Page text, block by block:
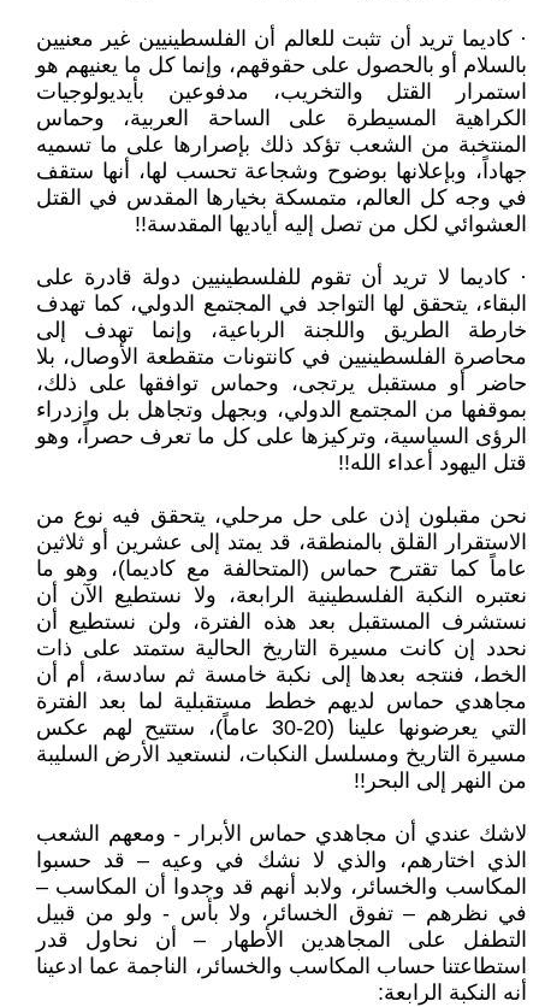
· كاديما تريد أن تثبت للعالم أن الفلسطينيين غير معنيين
بالسلام أو بالحصول على حقوقهم، وإنما كل ما يعنيهم هو
استمرار القتل والتخريب، مدفوعين بأيديولوجيات
الكراهية المسيطرة على الساحة العربية، وحماس
المنتخبة من الشعب تؤكد ذلك بإصرارها على ما تسميه
جهاداً، وبإعلانها بوضوح وشجاعة تحسب لها، أنها ستقف
في وجه كل العالم، متمسكة بخيارها المقدس في القتل
العشوائي لكل من تصل إليه أياديها المقدسة!!
· كاديما لا تريد أن تقوم للفلسطينيين دولة قادرة على
البقاء، يتحقق لها التواجد في المجتمع الدولي، كما تهدف
خارطة الطريق واللجنة الرباعية، وإنما تهدف إلى
محاصرة الفلسطينيين في كانتونات متقطعة الأوصال، بلا
حاضر أو مستقبل يرتجى، وحماس توافقها على ذلك،
بموقفها من المجتمع الدولي، وبجهل وتجاهل بل وازدراء
الرؤى السياسية، وتركيزها على كل ما تعرف حصراً، وهو
قتل اليهود أعداء الله!!
نحن مقبلون إذن على حل مرحلي، يتحقق فيه نوع من
الاستقرار القلق بالمنطقة، قد يمتد إلى عشرين أو ثلاثين
عاماً كما تقترح حماس (المتحالفة مع كاديما)، وهو ما
نعتبره النكبة الفلسطينية الرابعة، ولا نستطيع الآن أن
نستشرف المستقبل بعد هذه الفترة، ولن نستطيع أن
نحدد إن كانت مسيرة التاريخ الحالية ستمتد على ذات
الخط، فنتجه بعدها إلى نكبة خامسة ثم سادسة، أم أن
مجاهدي حماس لديهم خطط مستقبلية لما بعد الفترة
التي يعرضونها علينا (20-30 عاماً)، ستتيح لهم عكس
مسيرة التاريخ ومسلسل النكبات، لنستعيد الأرض السليبة
من النهر إلى البحر!!
لاشك عندي أن مجاهدي حماس الأبرار - ومعهم الشعب
الذي اختارهم، والذي لا نشك في وعيه – قد حسبوا
المكاسب والخسائر، ولابد أنهم قد وجدوا أن المكاسب –
في نظرهم – تفوق الخسائر، ولا بأس - ولو من قبيل
التطفل على المجاهدين الأطهار – أن نحاول قدر
استطاعتنا حساب المكاسب والخسائر، الناجمة عما ادعينا
أنه النكبة الرابعة: